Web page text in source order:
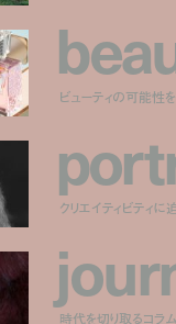
bea
ビューティの可能性
port
クリエイティビティに
jour
時代を切り取るコラム